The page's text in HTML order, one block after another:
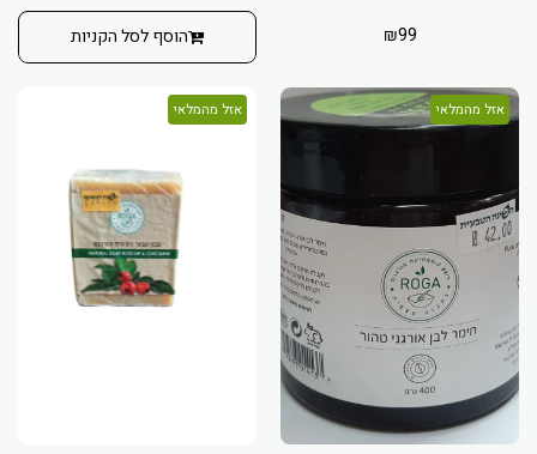
₪99 הוסף לסל הקניות
אזל מהמלאי אזל מהמלאי